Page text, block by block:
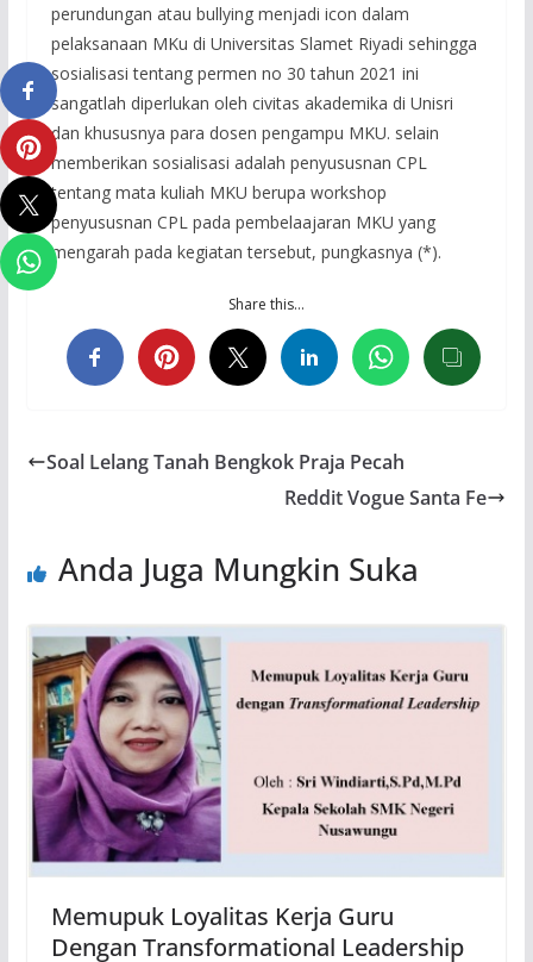
perundungan atau bullying menjadi icon dalam
pelaksanaan MKu di Universitas Slamet Riyadi sehingga
sosialisasi tentang permen no 30 tahun 2021 ini
sangatlah diperlukan oleh civitas akademika di Unisri
dan khususnya para dosen pengampu MKU. selain
memberikan sosialisasi adalah penyususnan CPL
tentang mata kuliah MKU berupa workshop
penyususnan CPL pada pembelaajaran MKU yang
mengarah pada kegiatan tersebut, pungkasnya (*).
Share this…
Soal Lelang Tanah Bengkok Praja Pecah
Reddit Vogue Santa Fe
Anda Juga Mungkin Suka
Memupuk Loyalitas Kerja Guru
Dengan Transformational Leadership